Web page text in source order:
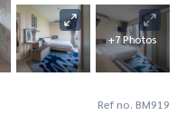
+7 Photos
Ref no. BM919